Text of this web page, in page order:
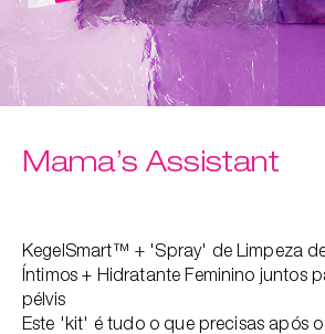
Mama’s Assistant
KegelSmart™ + 'Spray' de Limpeza
Íntimos + Hidratante Feminino juntos
pélvis
Este 'kit' é tudo o que precisas após